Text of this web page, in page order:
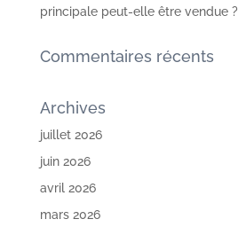
principale peut-elle être vendue ?
Commentaires récents
Archives
juillet 2026
juin 2026
avril 2026
mars 2026